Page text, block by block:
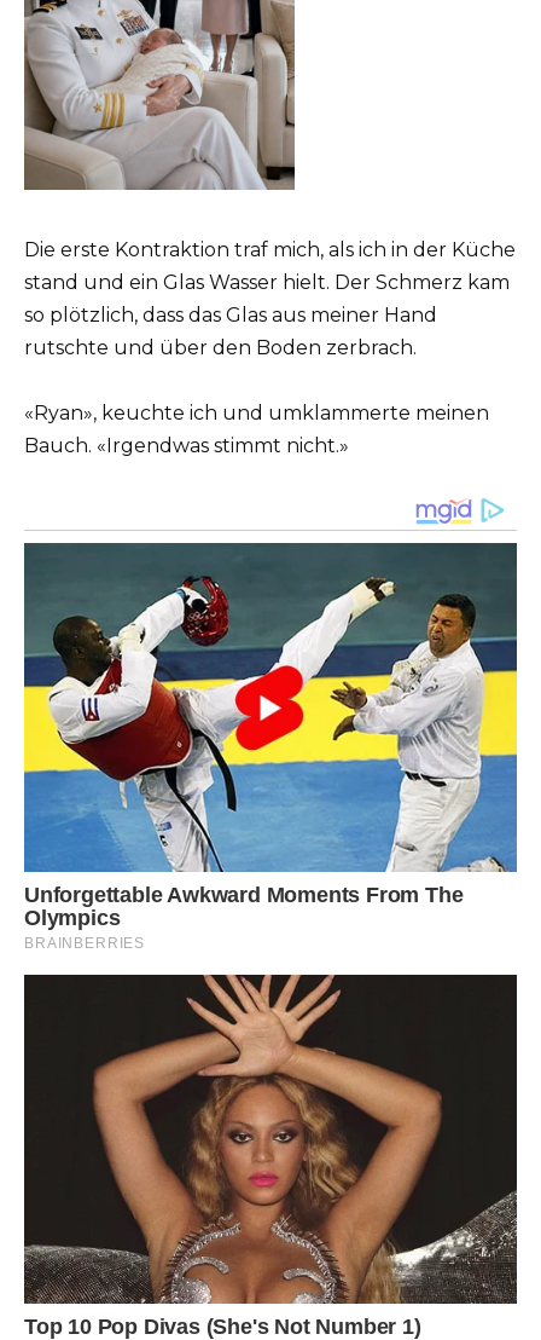
Die erste Kontraktion traf mich, als ich in der Küche
stand und ein Glas Wasser hielt. Der Schmerz kam
so plötzlich, dass das Glas aus meiner Hand
rutschte und über den Boden zerbrach.
«Ryan», keuchte ich und umklammerte meinen
Bauch. «Irgendwas stimmt nicht.»